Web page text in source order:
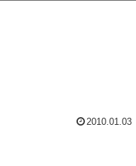
2010.01.03